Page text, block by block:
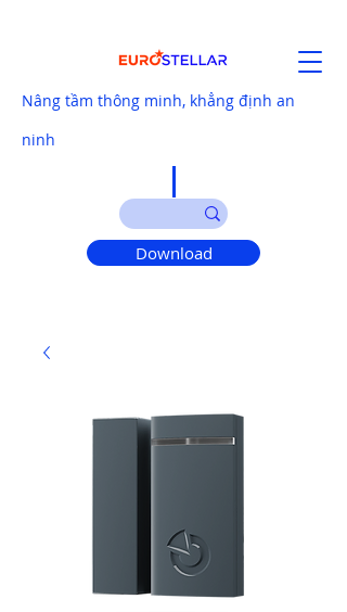
Nâng tầm thông minh, khẳng định an
ninh
Download